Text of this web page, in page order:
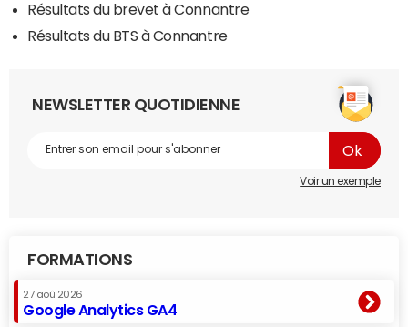
Résultats du brevet à Connantre
Résultats du BTS à Connantre
NEWSLETTER QUOTIDIENNE
Voir un exemple
FORMATIONS
27 aoû 2026
Google Analytics GA4